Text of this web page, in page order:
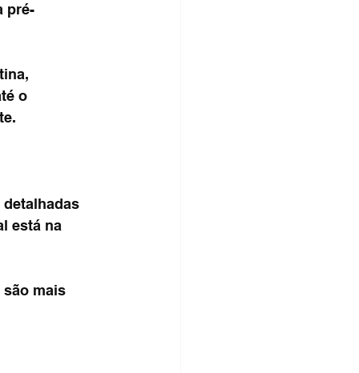
pré-
o
está na
são mais